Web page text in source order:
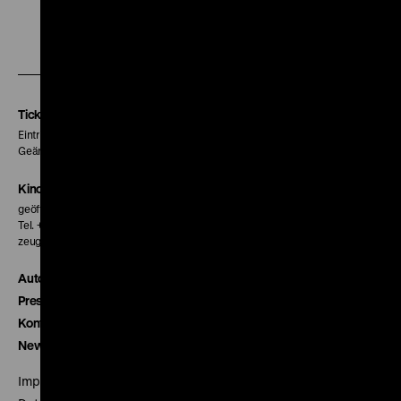
Tickets
Eintritt 5 €
Geänderte Preise sind im Programm vermerkt.
Kinokasse
geöffnet 30 Minuten vor Beginn der ersten Vorstellung
Tel. + 49 30 20304-770
zeughauskino@dhm.de
Autor*innen
Presse
Kontakt
Newsletter
Impressum